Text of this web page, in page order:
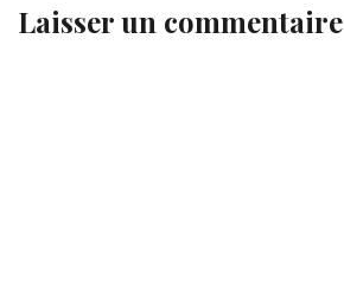
Laisser un commentaire